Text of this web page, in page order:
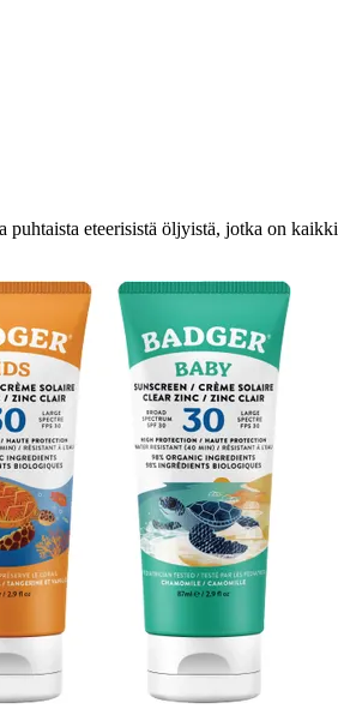
puhtaista eteerisistä öljyistä, jotka on kaikki